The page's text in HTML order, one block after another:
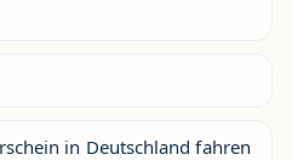
in Deutschland fahren